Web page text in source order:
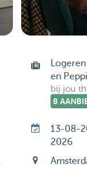
en
bij jou
8
13-08-
2026